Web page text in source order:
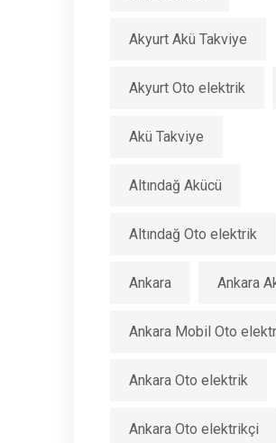
Akyurt Akü Takviye
Akyurt Oto elektrik
Akü Takviye
Altındağ Akücü
Altındağ Oto elektrik
Ankara Ankara
Ankara Mobil Oto
Ankara Oto elektrik
Ankara Oto elektrikçi